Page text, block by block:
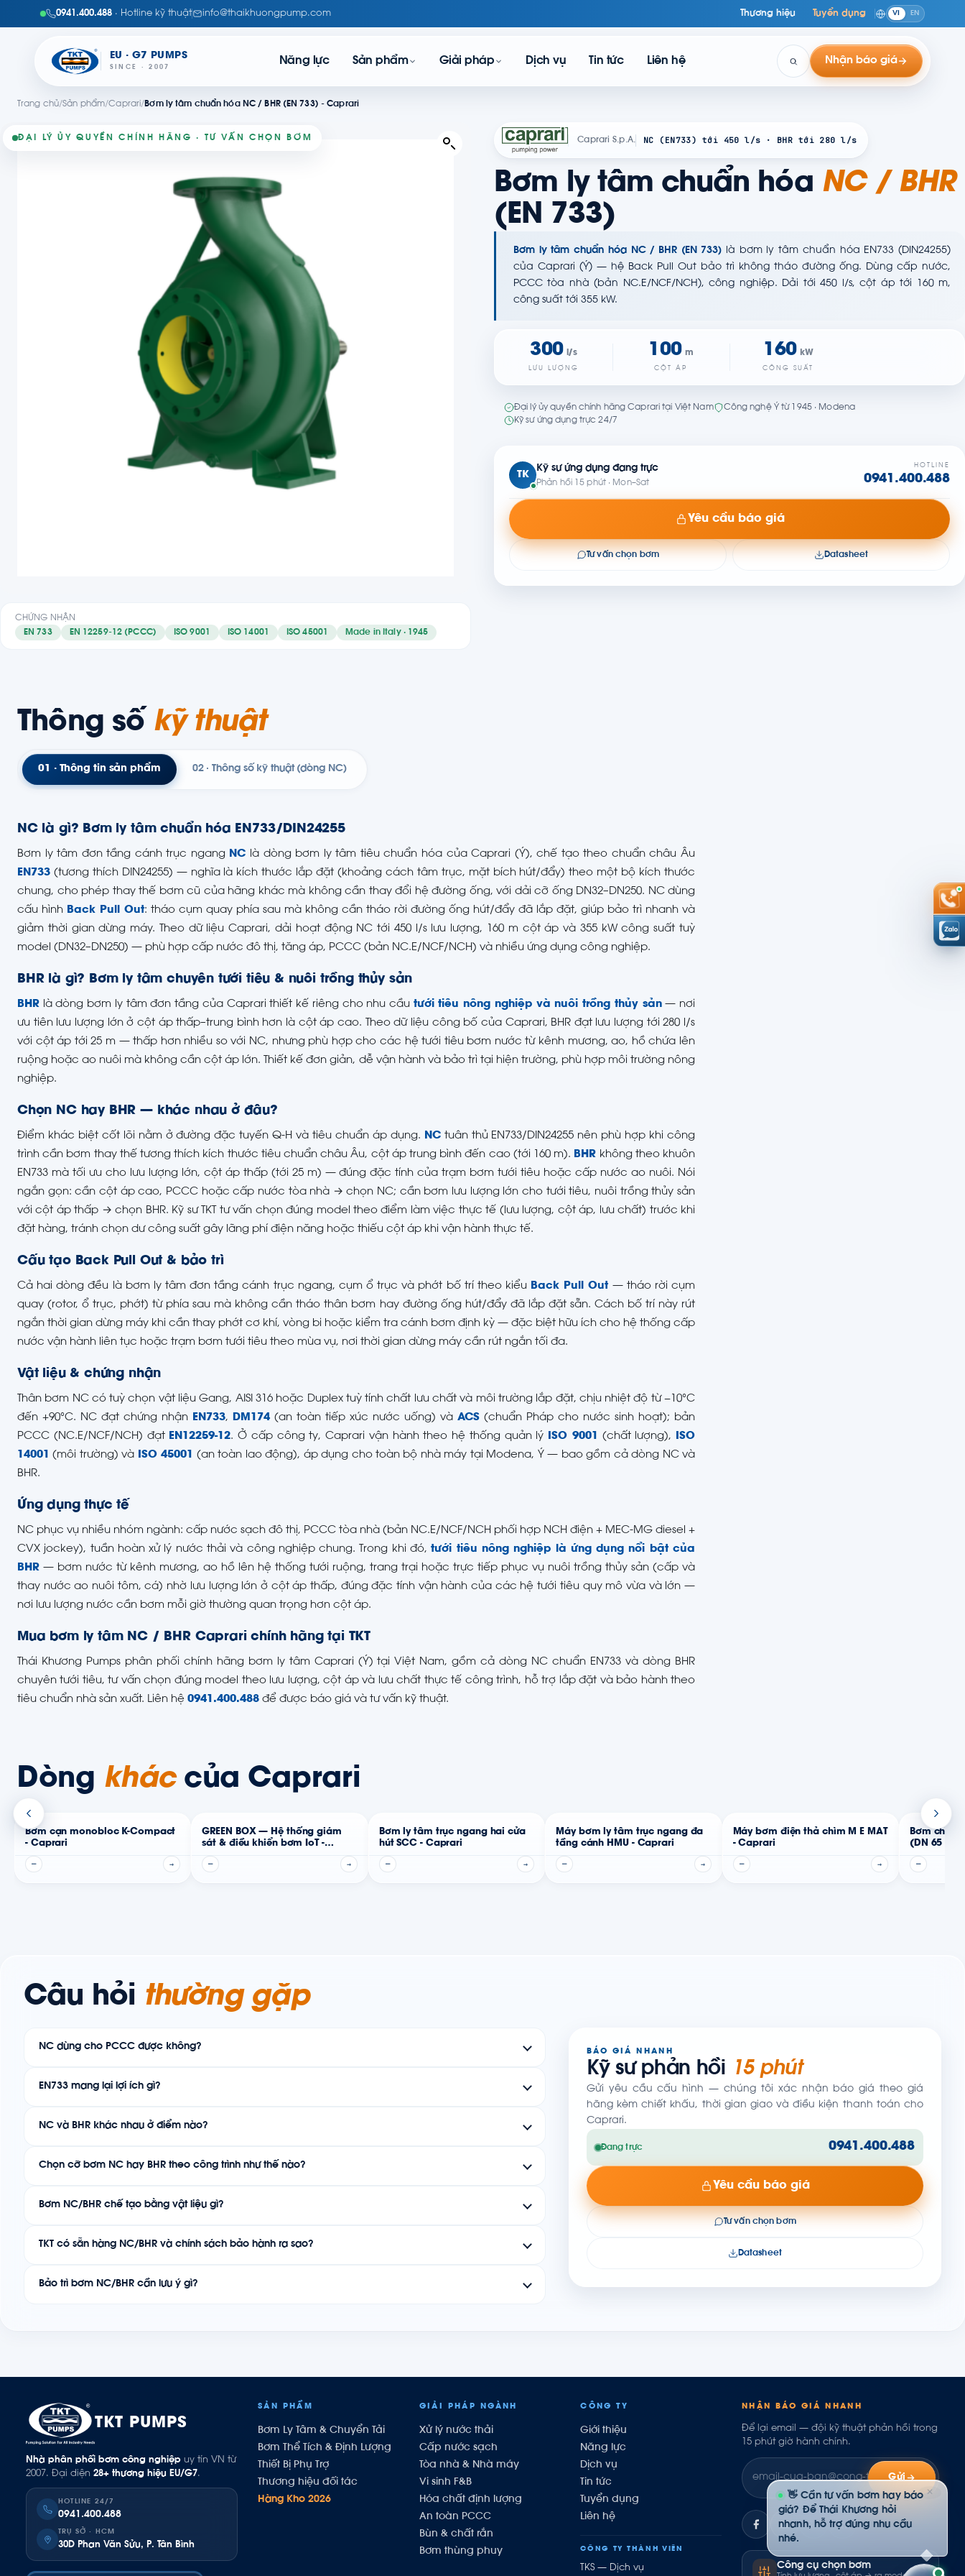
0941.400.488 · Hotline kỹ thuật info@thaikhuongpump.com Thương hiệu Tuyển dụng VI EN
EU · G7 PUMPS
SINCE · 2007
Năng lực Sản phẩm Giải pháp Dịch vụ Tin tức Liên hệ Nhận báo giá
Trang chủ/Sản phẩm/Caprari/Bơm ly tâm chuẩn hóa NC / BHR (EN 733) - Caprari
ĐẠI LÝ ỦY QUYỀN CHÍNH HÃNG · TƯ VẤN CHỌN BƠM
CHỨNG NHẬN
EN 733
EN 12259-12 (PCCC) ISO 9001 ISO 14001 ISO 45001 Made in Italy · 1945
Caprari S.p.A. NC (EN733) tới 450 l/s · BHR tới 280 l/s
Bơm ly tâm chuẩn hóa NC / BHR
(EN 733)
Bơm ly tâm chuẩn hóa NC / BHR (EN 733) là bơm ly tâm chuẩn hóa EN733 (DIN24255)
của Caprari (Ý) — hệ Back Pull Out bảo trì không tháo đường ống. Dùng cấp nước,
PCCC tòa nhà (bản NC.E/NCF/NCH), công nghiệp. Dải tới 450 l/s, cột áp tới 160 m,
công suất tới 355 kW.
300 l/s
LƯU LƯỢNG
100 m
CỘT ÁP
160 kW
CÔNG SUẤT
Đại lý ủy quyền chính hãng Caprari tại Việt Nam
Công nghệ Ý từ 1945 · Modena
Kỹ sư ứng dụng trực 24/7
TK
Kỹ sư ứng dụng đang trực
Phản hồi 15 phút · Mon–Sat
HOTLINE
0941.400.488
Yêu cầu báo giá
Tư vấn chọn bơm Datasheet
Thông số kỹ thuật
01 · Thông tin sản phẩm 02 · Thông số kỹ thuật (dòng NC)
NC là gì? Bơm ly tâm chuẩn hóa EN733/DIN24255
Bơm ly tâm đơn tầng cánh trục ngang NC là dòng bơm ly tâm tiêu chuẩn hóa của Caprari (Ý), chế tạo theo chuẩn châu Âu
EN733 (tương thích DIN24255) — nghĩa là kích thước lắp đặt (khoảng cách tâm trục, mặt bích hút/đẩy) theo một bộ kích thước
chung, cho phép thay thế bơm cũ của hãng khác mà không cần thay đổi hệ đường ống, với dải cỡ ống DN32–DN250. NC dùng
cấu hình Back Pull Out: tháo cụm quay phía sau mà không cần tháo rời đường ống hút/đẩy đã lắp đặt, giúp bảo trì nhanh và
giảm thời gian dừng máy. Theo dữ liệu Caprari, dải hoạt động NC tới 450 l/s lưu lượng, 160 m cột áp và 355 kW công suất tuỳ
model (DN32–DN250) — phù hợp cấp nước đô thị, tăng áp, PCCC (bản NC.E/NCF/NCH) và nhiều ứng dụng công nghiệp.
BHR là gì? Bơm ly tâm chuyên tưới tiêu & nuôi trồng thủy sản
BHR là dòng bơm ly tâm đơn tầng của Caprari thiết kế riêng cho nhu cầu tưới tiêu nông nghiệp và nuôi trồng thủy sản— nơi
ưu tiên lưu lượng lớn ở cột áp thấp–trung bình hơn là cột áp cao. Theo dữ liệu công bố của Caprari, BHR đạt lưu lượng tới 280 l/s
với cột áp tới 25 m — thấp hơn nhiều so với NC, nhưng phù hợp cho các hệ tưới tiêu bơm nước từ kênh mương, ao, hồ chứa lên
ruộng hoặc ao nuôi mà không cần cột áp lớn. Thiết kế đơn giản, dễ vận hành và bảo trì tại hiện trường, phù hợp môi trường nông
nghiệp.
Chọn NC hay BHR — khác nhau ở đâu?
Điểm khác biệt cốt lõi nằm ở đường đặc tuyến Q-H và tiêu chuẩn áp dụng. NCtuân thủ EN733/DIN24255 nên phù hợp khi công
trình cần bơm thay thế tương thích kích thước tiêu chuẩn châu Âu, cột áp trung bình đến cao (tới 160 m). BHR không theo khuôn
EN733 mà tối ưu cho lưu lượng lớn, cột áp thấp (tới 25 m) — đúng đặc tính của trạm bơm tưới tiêu hoặc cấp nước ao nuôi. Nói
ngắn gọn: cần cột áp cao, PCCC hoặc cấp nước tòa nhà → chọn NC; cần bơm lưu lượng lớn cho tưới tiêu, nuôi trồng thủy sản
với cột áp thấp → chọn BHR. Kỹ sư TKT tư vấn chọn đúng model theo điểm làm việc thực tế (lưu lượng, cột áp, lưu chất) trước khi
đặt hàng, tránh chọn dư công suất gây lãng phí điện năng hoặc thiếu cột áp khi vận hành thực tế.
Cấu tạo Back Pull Out & bảo trì
Cả hai dòng đều là bơm ly tâm đơn tầng cánh trục ngang, cụm ổ trục và phớt bố trí theo kiểu Back Pull Out — tháo rời cụm
quay (rotor, ổ trục, phớt) từ phía sau mà không cần tháo thân bơm hay đường ống hút/đẩy đã lắp đặt sẵn. Cách bố trí này rút
ngắn thời gian dừng máy khi cần thay phớt cơ khí, vòng bi hoặc kiểm tra cánh bơm định kỳ — đặc biệt hữu ích cho hệ thống cấp
nước vận hành liên tục hoặc trạm bơm tưới tiêu theo mùa vụ, nơi thời gian dừng máy cần rút ngắn tối đa.
Vật liệu & chứng nhận
Thân bơm NC có tuỳ chọn vật liệu Gang, AISI 316 hoặc Duplex tuỳ tính chất lưu chất và môi trường lắp đặt, chịu nhiệt độ từ −10°C
đến +90°C. NC đạt chứng nhận EN733, DM174 (an toàn tiếp xúc nước uống) và ACS (chuẩn Pháp cho nước sinh hoạt); bản
PCCC (NC.E/NCF/NCH) đạt EN12259-12. Ở cấp công ty, Caprari vận hành theo hệ thống quản lý ISO 9001 (chất lượng), ISO
14001 (môi trường) và ISO 45001 (an toàn lao động), áp dụng cho toàn bộ nhà máy tại Modena, Ý — bao gồm cả dòng NC và
BHR.
Ứng dụng thực tế
NC phục vụ nhiều nhóm ngành: cấp nước sạch đô thị, PCCC tòa nhà (bản NC.E/NCF/NCH phối hợp NCH điện + MEC-MG diesel +
CVX jockey), tuần hoàn xử lý nước thải và công nghiệp chung. Trong khi đó,tưới tiêu nông nghiệp là ứng dụng nổi bật của
BHR — bơm nước từ kênh mương, ao hồ lên hệ thống tưới ruộng, trang trại hoặc trực tiếp phục vụ nuôi trồng thủy sản (cấp và
thay nước ao nuôi tôm, cá) nhờ lưu lượng lớn ở cột áp thấp, đúng đặc tính vận hành của các hệ tưới tiêu quy mô vừa và lớn —
nơi lưu lượng nước cần bơm mỗi giờ thường quan trọng hơn cột áp.
Mua bơm ly tâm NC / BHR Caprari chính hãng tại TKT
Thái Khương Pumps phân phối chính hãng bơm ly tâm Caprari (Ý) tại Việt Nam, gồm cả dòng NC chuẩn EN733 và dòng BHR
chuyên tưới tiêu, tư vấn chọn đúng model theo lưu lượng, cột áp và lưu chất thực tế công trình, hỗ trợ lắp đặt và bảo hành theo
tiêu chuẩn nhà sản xuất. Liên hệ 0941.400.488 để được báo giá và tư vấn kỹ thuật.
Dòng kháccủa Caprari
Bơm cạn monobloc K-Compact
- Caprari
— →
GREEN BOX — Hệ thống giám
sát & điều khiển bơm IoT -
Caprari
—
→
Bơm ly tâm trục ngang hai cửa
hút SCC - Caprari
— →
Máy bơm ly tâm trục ngang đa
tầng cánh HMU - Caprari
— →
Máy bơm điện thả chìm M E MAT
- Caprari
— →
Bơm chìm
(DN 65 –
—
Câu hỏi thường gặp
NC dùng cho PCCC được không?
EN733 mang lại lợi ích gì?
NC và BHR khác nhau ở điểm nào?
Chọn cỡ bơm NC hay BHR theo công trình như thế nào?
Bơm NC/BHR chế tạo bằng vật liệu gì?
TKT có sẵn hàng NC/BHR và chính sách bảo hành ra sao?
Bảo trì bơm NC/BHR cần lưu ý gì?
BÁO GIÁ NHANH
Kỹ sư phản hồi 15 phút
Gửi yêu cầu cấu hình — chúng tôi xác nhận báo giá theo giá
hãng kèm chiết khấu, thời gian giao và điều kiện thanh toán cho
Caprari.
Đang trực 0941.400.488
Yêu cầu báo giá
Tư vấn chọn bơm
Datasheet
TKT PUMPS
Nhà phân phối bơm công nghiệp uy tín VN từ
2007. Đại diện 28+ thương hiệu EU/G7.
HOTLINE 24/7
0941.400.488
TRỤ SỞ · HCM
30D Phan Văn Sửu, P. Tân Bình
SẢN PHẨM
Bơm Ly Tâm & Chuyển Tải
Bơm Thể Tích & Định Lượng
Thiết Bị Phụ Trợ
Thương hiệu đối tác
Hàng Kho 2026
GIẢI PHÁP NGÀNH
Xử lý nước thải
Cấp nước sạch
Tòa nhà & Nhà máy
Vi sinh F&B
Hóa chất định lượng
An toàn PCCC
Bùn & chất rắn
Bơm thùng phuy
CÔNG TY
Giới thiệu
Năng lực
Dịch vụ
Tin tức
Tuyển dụng
Liên hệ
CÔNG TY THÀNH VIÊN
TKS — Dịch vụ
NHẬN BÁO GIÁ NHANH
Để lại email — đội kỹ thuật phản hồi trong
15 phút giờ hành chính.
Gửi
ZL
Công cụ chọn bơm
✕
👋 Cần tư vấn bơm hay báo
giá? Để Thái Khương hỏi
nhanh, hỗ trợ đúng nhu cầu
nhé.